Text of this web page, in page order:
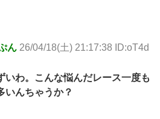
ん 26/04/18(土) 21:17:38 ID:oT4d
いわ。こんな悩んだレース一度も
いんちゃうか？